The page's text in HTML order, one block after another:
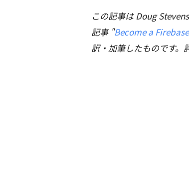
この記事は Doug
記事 "Become a
訳・加筆したものです。